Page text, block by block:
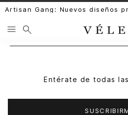
Artisan Gang: Nuevos diseños
Entérate de todas